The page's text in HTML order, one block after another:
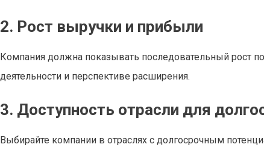
2. Рост выручки и прибыли
Компания должна показывать последовательный рост
деятельности и перспективе расширения.
3. Доступность отрасли для
Выбирайте компании в отраслях с долгосрочным